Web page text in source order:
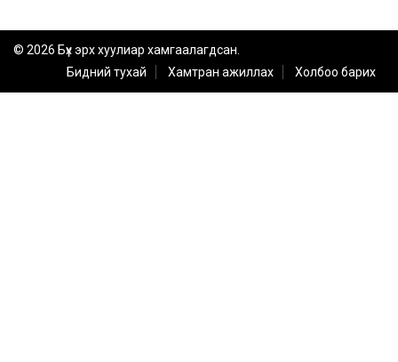
© 2026 Бүх эрх хуулиар хамгаалагдсан.
Бидний тухай
Хамтран ажиллах Холбоо барих